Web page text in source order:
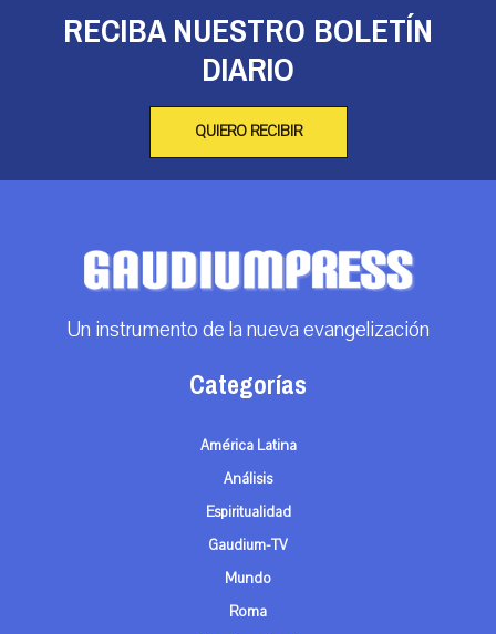
RECIBA NUESTRO BOLETÍN
DIARIO
QUIERO RECIBIR
Un instrumento de la nueva evangelización
Categorías
América Latina
Análisis
Espiritualidad
Gaudium-TV
Mundo
Roma